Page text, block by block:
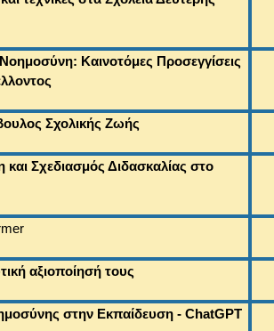
Καινοτόμες Προσεγγίσεις
Σχολικής Ζωής
Σχεδιασμός Διδασκαλίας στο
αξιοποίησή τους
στην Εκπαίδευση - ChatGPT